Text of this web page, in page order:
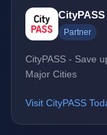
CityPASS
Partner
CityPASS - Save
Major Cities
Visit CityPASS